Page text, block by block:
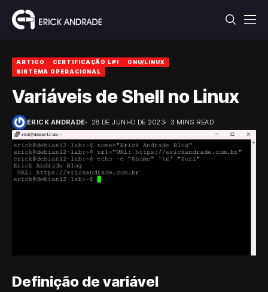
ARTIGO CERTIFICAÇÃO LPI
GNU/LINUX
SISTEMA OPERACIONAL
Variáveis de Shell no Linux
ERICK ANDRADE 28 DE JUNHO DE 2023 3 MINS READ
Definição de variável